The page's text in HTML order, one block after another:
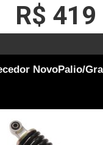
R$ 419
NovoPalio/